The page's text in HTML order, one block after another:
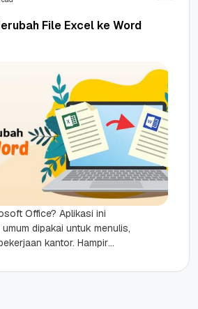
File Excel ke Word
Office? Aplikasi ini
dipakai untuk menulis,
kantor. Hampir